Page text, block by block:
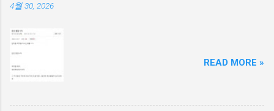
4월 30, 2026
READ MORE »